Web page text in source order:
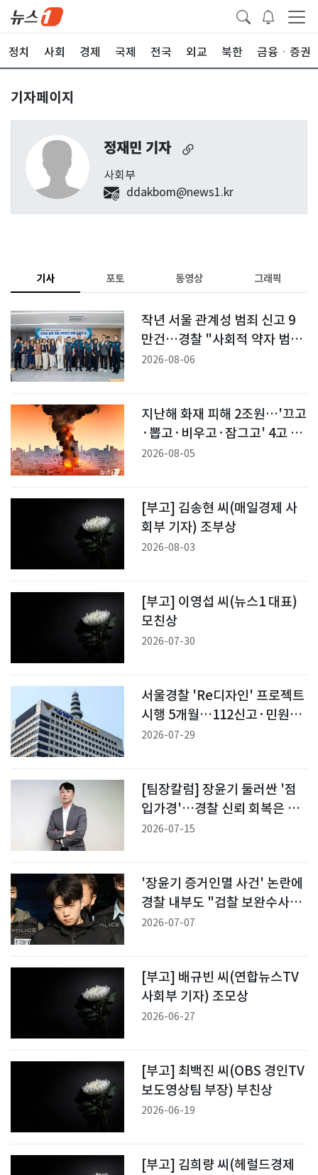
정치 사회 경제 국제 전국 외교 북한 금융ㆍ증권
기자페이지
정재민 기자
사회부
ddakbom@news1.kr
기사 포토 동영상 그래픽
작년 서울 관계성 범죄 신고 9
만건…경찰 "사회적 약자 범죄
전면전"
2026-08-06
지난해 화재 피해 2조원…'끄고
·뽑고·비우고·잠그고' 4고 습
관 필수
2026-08-05
[부고] 김송현 씨(매일경제 사
회부 기자) 조부상
2026-08-03
[부고] 이영섭 씨(뉴스1 대표)
모친상
2026-07-30
서울경찰 'Re디자인' 프로젝트
시행 5개월…112신고·민원↓,
만족도↑
2026-07-29
[팀장칼럼] 장윤기 둘러싼 '점
입가경'…경찰 신뢰 회복은 어
디에
2026-07-15
'장윤기 증거인멸 사건' 논란에
경찰 내부도 "검찰 보완수사권
필요"
2026-07-07
[부고] 배규빈 씨(연합뉴스TV
사회부 기자) 조모상
2026-06-27
[부고] 최백진 씨(OBS 경인TV
보도영상팀 부장) 부친상
2026-06-19
[부고] 김희량 씨(헤럴드경제